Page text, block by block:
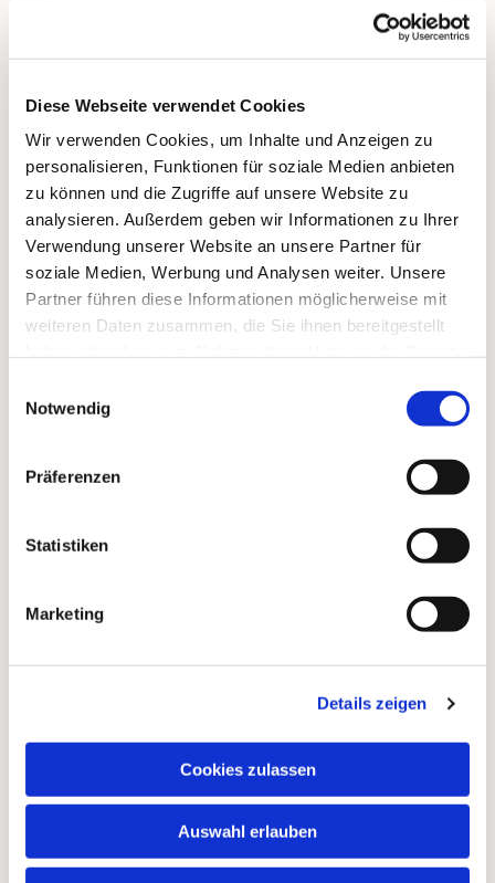
Diese Webseite verwendet Cookies
Wir verwenden Cookies, um Inhalte und Anzeigen zu
personalisieren, Funktionen für soziale Medien anbieten
zu können und die Zugriffe auf unsere Website zu
analysieren. Außerdem geben wir Informationen zu Ihrer
Verwendung unserer Website an unsere Partner für
soziale Medien, Werbung und Analysen weiter. Unsere
Partner führen diese Informationen möglicherweise mit
weiteren Daten zusammen, die Sie ihnen bereitgestellt
Notwendig
Präferenzen
Statistiken
Marketing
Details zeigen
Cookies zulassen
Auswahl erlauben
Dies könnte Sie auch interessieren